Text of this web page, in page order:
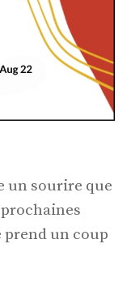
un sourire que
prend un coup